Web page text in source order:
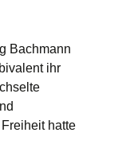
Bachmann
ihr
hatte